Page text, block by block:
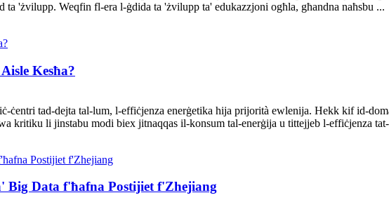
'żvilupp. Weqfin fl-era l-ġdida ta 'żvilupp ta' edukazzjoni ogħla, għandna naħsbu ...
Kesħa?
ċentri tad-dejta tal-lum, l-effiċjenza enerġetika hija prijorità ewlenija. Hekk kif id-
kritiku li jinstabu modi biex jitnaqqas il-konsum tal-enerġija u tittejjeb l-effiċjenza
Big Data f'ħafna Postijiet f'Zhejiang